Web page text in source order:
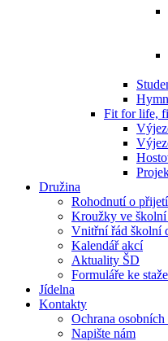
Fit for life,
Družina
Rohodnutí o
Kroužky ve
Vnitřní řád školní
Kalendář akcí
Aktuality ŠD
Formuláře ke
Jídelna
Kontakty
Ochrana
Napište nám